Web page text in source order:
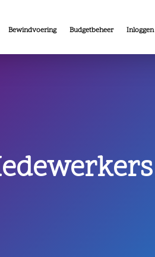
Bewindvoering Budgetbeheer Inloggen